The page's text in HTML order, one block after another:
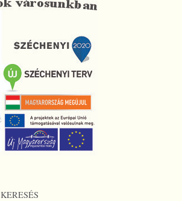
KERESÉS